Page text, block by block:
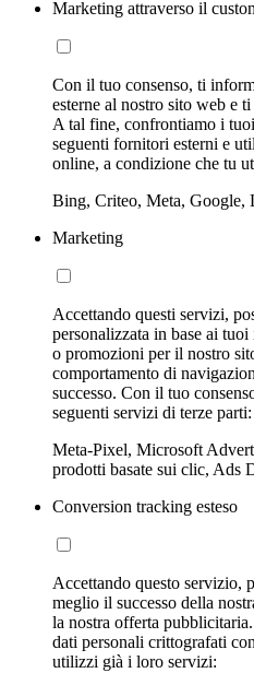
Marketing attraverso il
Con il tuo consenso, ti
esterne al nostro sito web e
A tal fine, confrontiamo i
seguenti fornitori esterni e
online, a condizione che tu
Bing, Criteo, Meta, Google,
Marketing
Accettando questi servizi,
personalizzata in base ai
o promozioni per il nostro
comportamento di
successo. Con il tuo
seguenti servizi di terze parti:
Meta-Pixel, Microsoft
prodotti basate sui clic, Ads
Conversion tracking esteso
Accettando questo servizio,
meglio il successo della
la nostra offerta
dati personali crittografati
utilizzi già i loro servizi: